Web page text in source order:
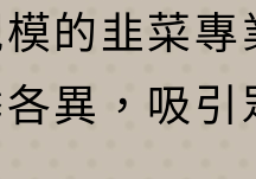
的韭菜專
異，吸引